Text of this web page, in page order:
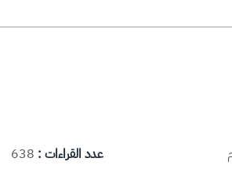
عدد القراءات : 638